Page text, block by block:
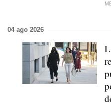
04 ago 2026